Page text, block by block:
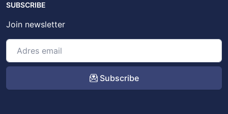
SUBSCRIBE
Join newsletter
Subscribe